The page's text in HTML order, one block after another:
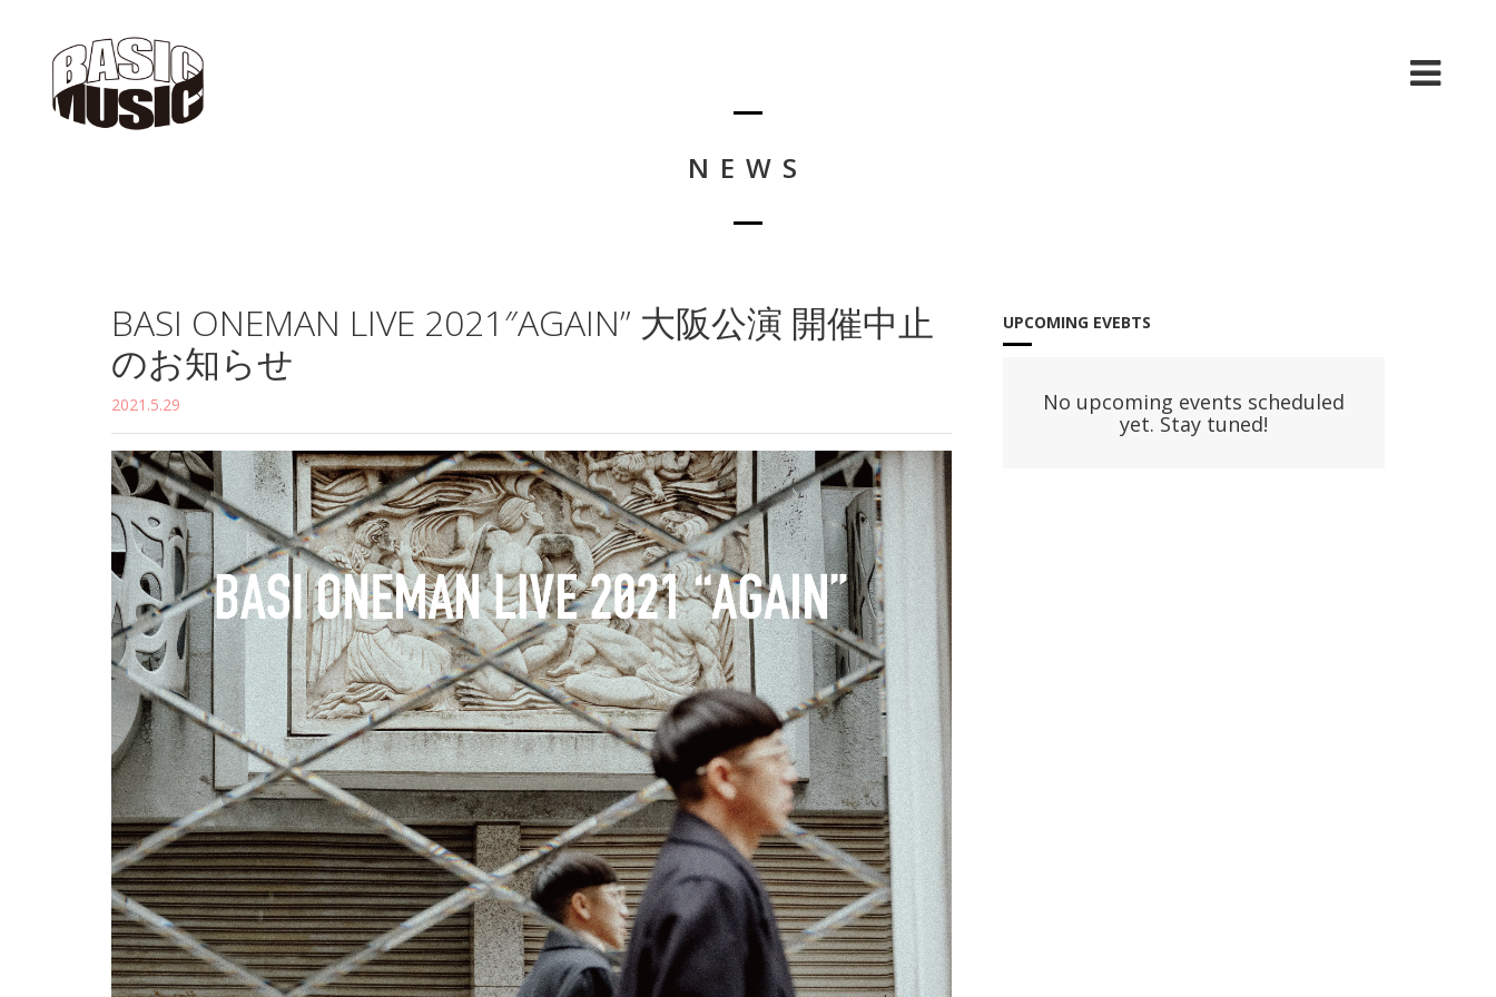
NEWS
BASI ONEMAN LIVE 2021″AGAIN” 大阪公演 開催中止
のお知らせ
2021.5.29
UPCOMING EVEBTS
No upcoming events scheduled
yet. Stay tuned!